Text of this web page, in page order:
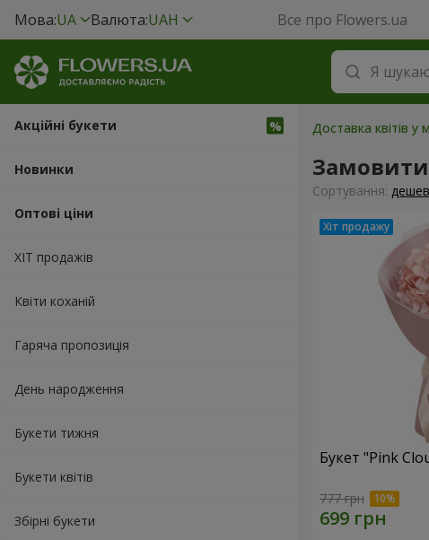
Мова:UA Валюта:UAH Все про Flowers.ua
Акційні букети
Новинки
Оптові ціни
ХІТ продажів
Квіти коханій
Гаряча пропозиція
День народження
Букети тижня
Букети квітів
Збірні букети
Доставка квітів у
Замовити
Сортування:
Букет "Pink
777 грн